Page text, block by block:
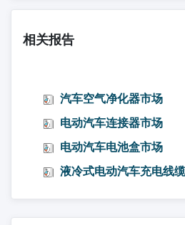
相关报告
汽车空气净化器市场
电动汽车连接器市场
电动汽车电池盒市场
液冷式电动汽车充电线